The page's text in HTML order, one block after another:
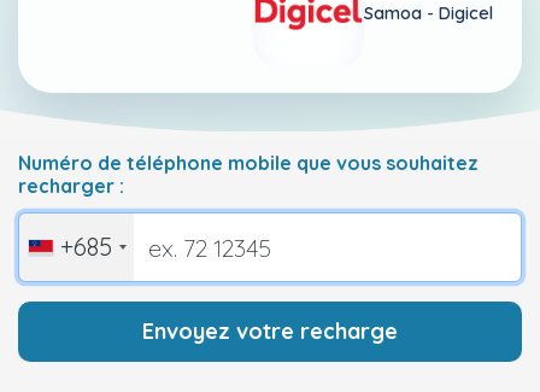
Samoa - Digicel
Numéro de téléphone mobile que vous souhaitez
recharger :
+685
Envoyez votre recharge